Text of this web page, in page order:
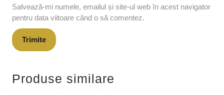
Salvează-mi numele, emailul și site-ul web în acest navigator
pentru data viitoare când o să comentez.
Produse similare